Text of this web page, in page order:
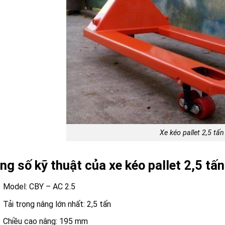
Xe kéo pallet 2,5 tấn
số kỹ thuật của xe kéo pallet 2,5 tấn
Model: CBY – AC 2.5
Tải trọng nâng lớn nhất: 2,5 tấn
Chiều cao nâng: 195 mm